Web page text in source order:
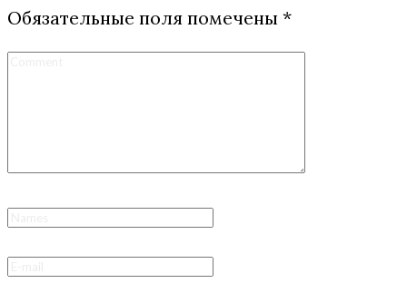
Обязательные поля помечены *